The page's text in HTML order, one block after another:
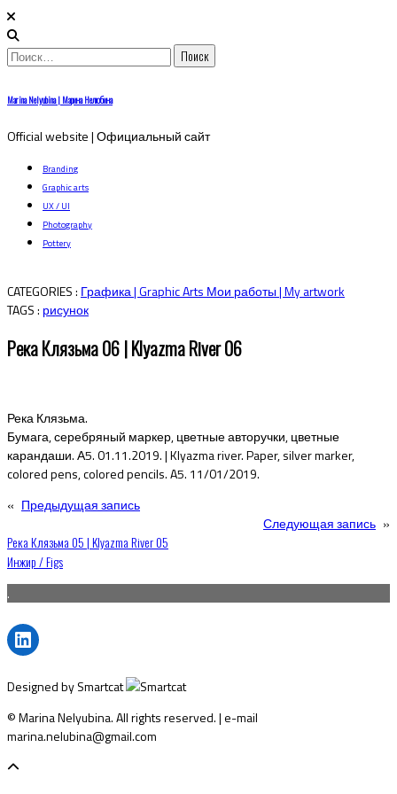
Найти:
Skip
to
content
Marina Nelyubina | Марина Нелюбина
Official website | Официальный сайт
Branding
Graphic arts
UX / UI
Photography
Pottery
CATEGORIES : Графика | Graphic Arts Мои работы | My artwork
TAGS : рисунок
Река Клязьма 06 | Klyazma River 06
Река Клязьма.
Бумага, серебряный маркер, цветные авторучки, цветные
карандаши. А5. 01.11.2019. | Klyazma river. Paper, silver marker,
colored pens, colored pencils. A5. 11/01/2019.
« Предыдущая запись
Следующая запись »
Навигация
по
записям
Река Клязьма 05 | Klyazma River 05
Инжир / Figs
.
LinkedIn
Designed by Smartcat
© Marina Nelyubina. All rights reserved. | e-mail
marina.nelubina@gmail.com